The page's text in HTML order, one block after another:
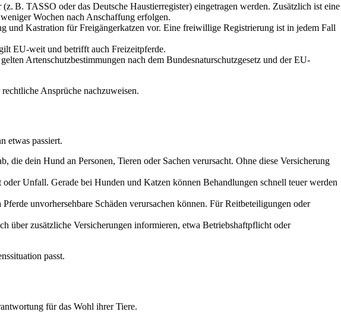
B. TASSO oder das Deutsche Haustierregister) eingetragen werden. Zusätzlich ist eine
Wochen nach Anschaffung erfolgen.
und Kastration für Freigängerkatzen vor. Eine freiwillige Registrierung ist in jedem Fall
EU-weit und betrifft auch Freizeitpferde.
Artenschutzbestimmungen nach dem Bundesnaturschutzgesetz und der EU-
Ansprüche nachzuweisen.
etwas passiert.
die dein Hund an Personen, Tieren oder Sachen verursacht. Ohne diese Versicherung
Unfall. Gerade bei Hunden und Katzen können Behandlungen schnell teuer werden
unvorhersehbare Schäden verursachen können. Für Reitbeteiligungen oder
über zusätzliche Versicherungen informieren, etwa Betriebshaftpflicht oder
passt.
für das Wohl ihrer Tiere.